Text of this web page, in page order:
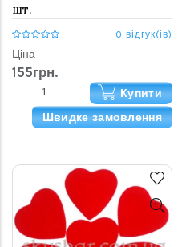
шт.
0 відгук(ів)
Ціна
155грн.
Купити
Швидке замовлення